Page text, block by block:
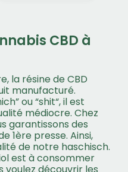
CBD à
la résine de CBD
manufacturé.
ou “shit“, il est
médiocre. Chez
garantissons des
1ère presse. Ainsi,
de notre haschisch.
est à consommer